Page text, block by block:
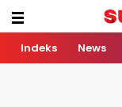
Indeks News